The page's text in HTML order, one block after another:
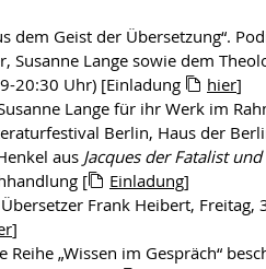
dem Geist der Übersetzung“.
Susanne Lange sowie dem
20:30 Uhr) [Einladung
hier]
Lange für ihr Werk im
Berlin, Haus der
aus Jacques der Fatalist
[
Einladung]
Frank Heibert,
]
„Wissen im Gespräch“